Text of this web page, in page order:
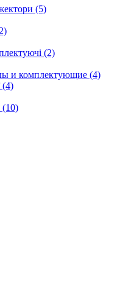
(5)
(2)
и комплектующие (4)
(4)
(10)